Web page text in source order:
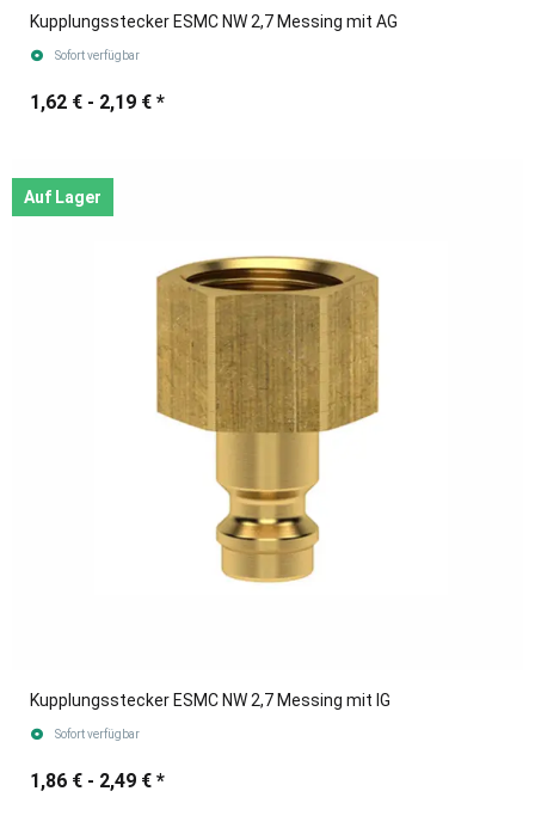
Kupplungsstecker ESMC NW 2,7 Messing mit AG
Sofort verfügbar
1,62 € - 2,19 € *
Auf Lager
Kupplungsstecker ESMC NW 2,7 Messing mit IG
Sofort verfügbar
1,86 € - 2,49 € *